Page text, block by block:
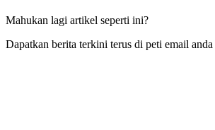
Mahukan lagi artikel seperti ini?
Dapatkan berita terkini terus di peti email